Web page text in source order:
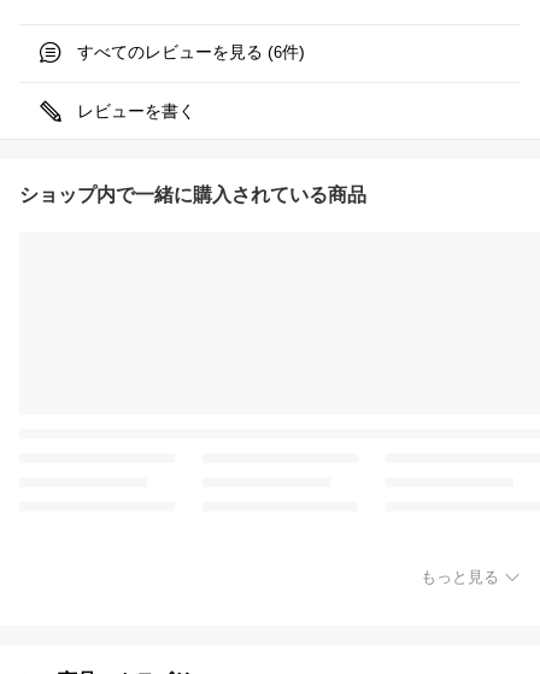
すべてのレビューを見る (6件)
レビューを書く
ショップ内で一緒に購入されている商品
もっと見る